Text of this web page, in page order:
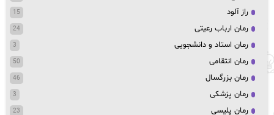
راز آلود
15
رمان ارباب رعیتی 24
رمان استاد و دانشجویی 3
رمان انتقامی 50
رمان بزرگسال 46
رمان پزشکی 3
رمان پلیسی 23